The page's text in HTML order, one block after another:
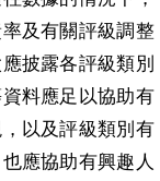
及有關評級調整
披露各評級類別
料應足以協助有
以及評級類別有
應協助有興趣人